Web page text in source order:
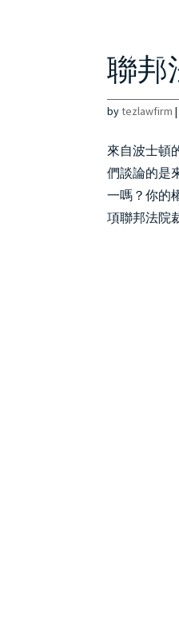
聯邦
bytezlawfirm
來自波士頓
們談論的是
一嗎？你的
項聯邦法院